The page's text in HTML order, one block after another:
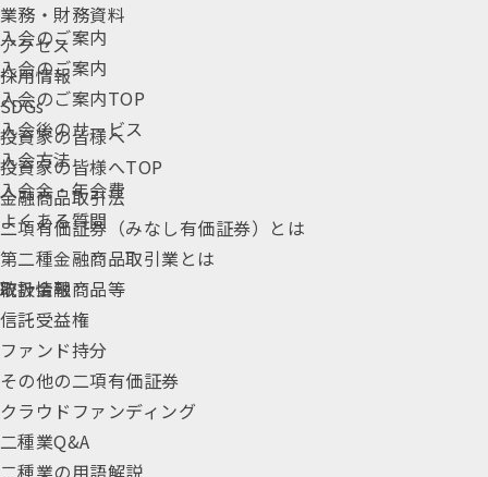
入会のご案内
入会のご案内
入会のご案内TOP
入会後のサービス
入会方法
入会金・年会費
よくある質問
統計情報
業務・財務資料
アクセス
採用情報
SDGs
投資家の皆様へ
投資家の皆様へTOP
金融商品取引法
二項有価証券（みなし有価証券）とは
第二種金融商品取引業とは
取扱金融商品等
信託受益権
ファンド持分
その他の二項有価証券
クラウドファンディング
二種業Q&A
二種業の用語解説